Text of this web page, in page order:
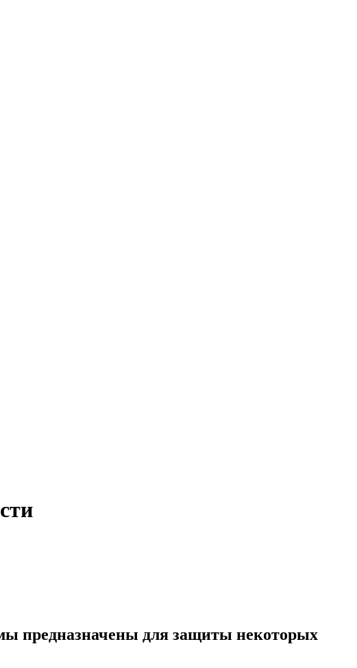
предназначены для защиты некоторых